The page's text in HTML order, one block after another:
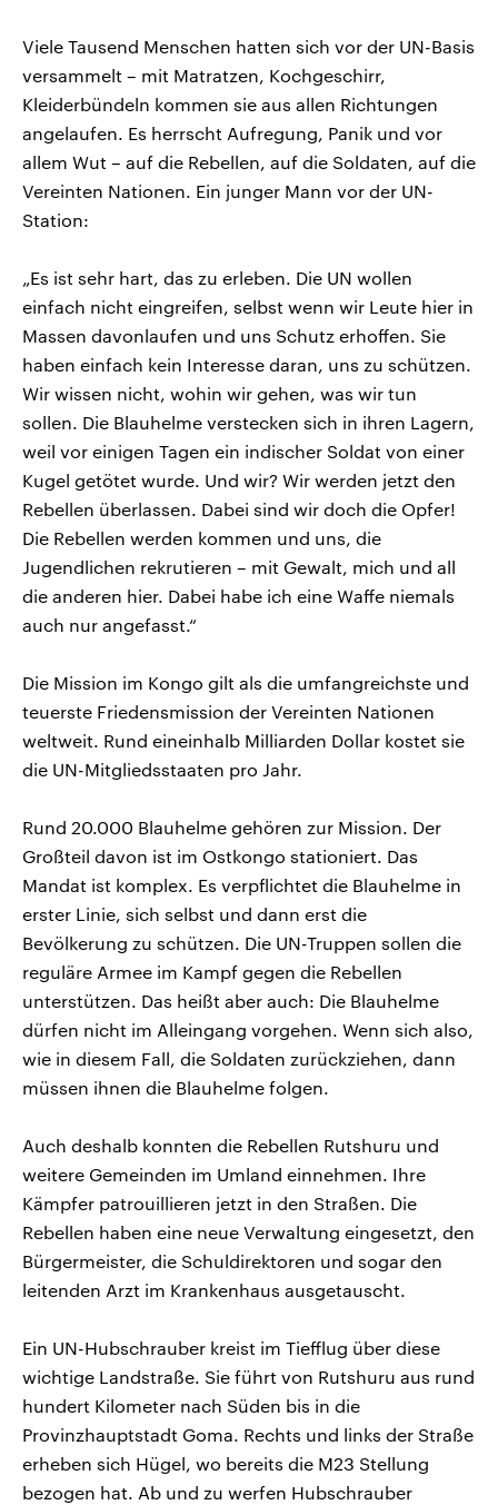
Viele Tausend Menschen hatten sich vor der UN-Basis
versammelt – mit Matratzen, Kochgeschirr,
Kleiderbündeln kommen sie aus allen Richtungen
angelaufen. Es herrscht Aufregung, Panik und vor
allem Wut – auf die Rebellen, auf die Soldaten, auf die
Vereinten Nationen. Ein junger Mann vor der UN-
Station:
„Es ist sehr hart, das zu erleben. Die UN wollen
einfach nicht eingreifen, selbst wenn wir Leute hier in
Massen davonlaufen und uns Schutz erhoffen. Sie
haben einfach kein Interesse daran, uns zu schützen.
Wir wissen nicht, wohin wir gehen, was wir tun
sollen. Die Blauhelme verstecken sich in ihren Lagern,
weil vor einigen Tagen ein indischer Soldat von einer
Kugel getötet wurde. Und wir? Wir werden jetzt den
Rebellen überlassen. Dabei sind wir doch die Opfer!
Die Rebellen werden kommen und uns, die
Jugendlichen rekrutieren – mit Gewalt, mich und all
die anderen hier. Dabei habe ich eine Waffe niemals
auch nur angefasst.“
Die Mission im Kongo gilt als die umfangreichste und
teuerste Friedensmission der Vereinten Nationen
weltweit. Rund eineinhalb Milliarden Dollar kostet sie
die UN-Mitgliedsstaaten pro Jahr.
Rund 20.000 Blauhelme gehören zur Mission. Der
Großteil davon ist im Ostkongo stationiert. Das
Mandat ist komplex. Es verpflichtet die Blauhelme in
erster Linie, sich selbst und dann erst die
Bevölkerung zu schützen. Die UN-Truppen sollen die
reguläre Armee im Kampf gegen die Rebellen
unterstützen. Das heißt aber auch: Die Blauhelme
dürfen nicht im Alleingang vorgehen. Wenn sich also,
wie in diesem Fall, die Soldaten zurückziehen, dann
müssen ihnen die Blauhelme folgen.
Auch deshalb konnten die Rebellen Rutshuru und
weitere Gemeinden im Umland einnehmen. Ihre
Kämpfer patrouillieren jetzt in den Straßen. Die
Rebellen haben eine neue Verwaltung eingesetzt, den
Bürgermeister, die Schuldirektoren und sogar den
leitenden Arzt im Krankenhaus ausgetauscht.
Ein UN-Hubschrauber kreist im Tiefflug über diese
wichtige Landstraße. Sie führt von Rutshuru aus rund
hundert Kilometer nach Süden bis in die
Provinzhauptstadt Goma. Rechts und links der Straße
erheben sich Hügel, wo bereits die M23 Stellung
bezogen hat. Ab und zu werfen Hubschrauber